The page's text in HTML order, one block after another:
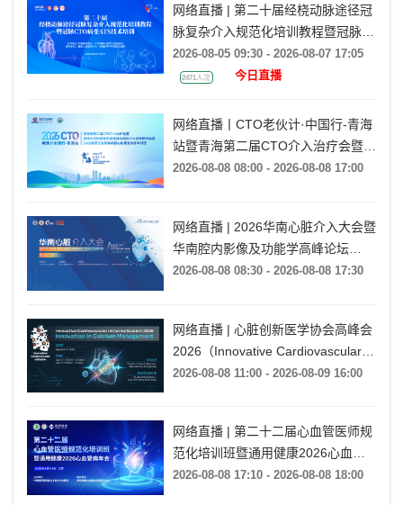
网络直播 | 第二十届经桡动脉途径冠
脉复杂介入规范化培训教程暨冠脉
CTO病变ATS技术培训（TCC
2026）
2026-08-05 09:30 - 2026-08-07 17:05
2471人次 今日直播
网络直播丨CTO老伙计·中国行-青海
站暨青海第二届CTO介入治疗会暨青
海大学附属医院首届复杂冠脉介入诊
2026-08-08 08:00 - 2026-08-08 17:00
网络直播 | 2026华南心脏介入大会暨
华南腔内影像及功能学高峰论坛
·CCEC花城影秀暨CCI广州行（SCIF
2026-08-08 08:30 - 2026-08-08 17:30
网络直播 | 心脏创新医学协会高峰会
2026（Innovative Cardiovascular
Initiative Summit 2026）
2026-08-08 11:00 - 2026-08-09 16:00
网络直播 | 第二十二届心血管医师规
范化培训班暨通用健康2026心血管
病年会
2026-08-08 17:10 - 2026-08-08 18:00